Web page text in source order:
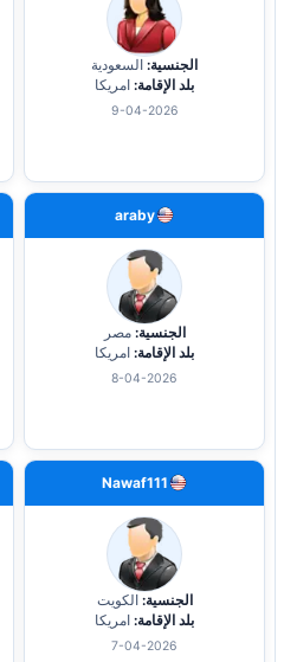
الجنسية: السعودية
بلد الإقامة: امريكا
9-04-2026
araby
الجنسية: مصر
بلد الإقامة: امريكا
8-04-2026
Nawaf111
الجنسية: الكويت
بلد الإقامة: امريكا
7-04-2026